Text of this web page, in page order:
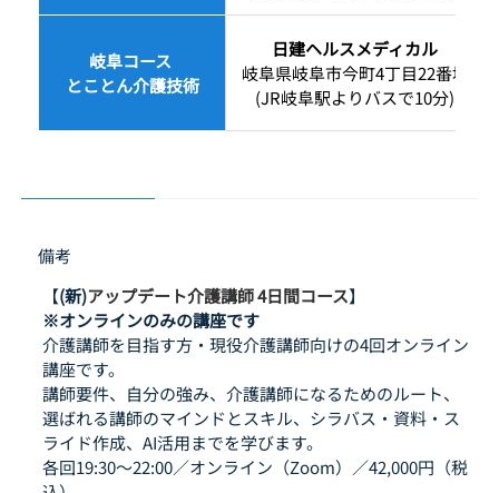
岐阜コース
とことん介護技術
日建ヘルスメディカル
岐阜県岐阜市今町4丁目22番地
(JR岐阜駅よりバスで10分)
備考
【(新)アップデート介護講師 4日間コース】
※オンラインのみの講座です
介護講師を目指す方・現役介護講師向けの4回オンライン
講座です。
講師要件、自分の強み、介護講師になるためのルート、
選ばれる講師のマインドとスキル、シラバス・資料・ス
ライド作成、AI活用までを学びます。
各回19:30〜22:00／オンライン（Zoom）／42,000円（税